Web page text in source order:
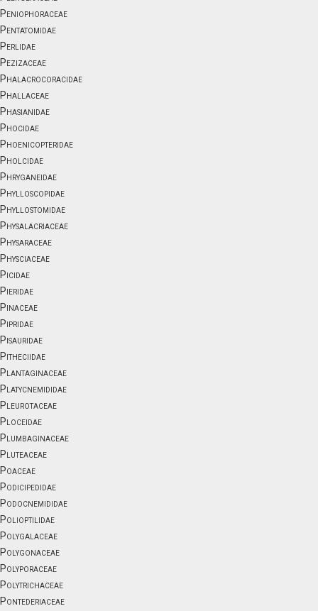
Peniophoraceae
Pentatomidae
Perlidae
Pezizaceae
Phalacrocoracidae
Phallaceae
Phasianidae
Phocidae
Phoenicopteridae
Pholcidae
Phryganeidae
Phylloscopidae
Phyllostomidae
Physalacriaceae
Physaraceae
Physciaceae
Picidae
Pieridae
Pinaceae
Pipridae
Pisauridae
Pitheciidae
Plantaginaceae
Platycnemididae
Pleurotaceae
Ploceidae
Plumbaginaceae
Pluteaceae
Poaceae
Podicipedidae
Podocnemididae
Polioptilidae
Polygalaceae
Polygonaceae
Polyporaceae
Polytrichaceae
Pontederiaceae